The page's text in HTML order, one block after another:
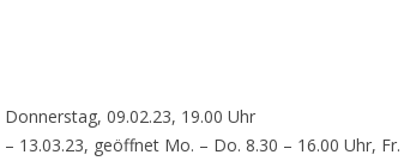
Donnerstag, 09.02.23, 19.00 Uhr
– 13.03.23, geöffnet Mo. – Do. 8.30 – 16.00 Uhr,